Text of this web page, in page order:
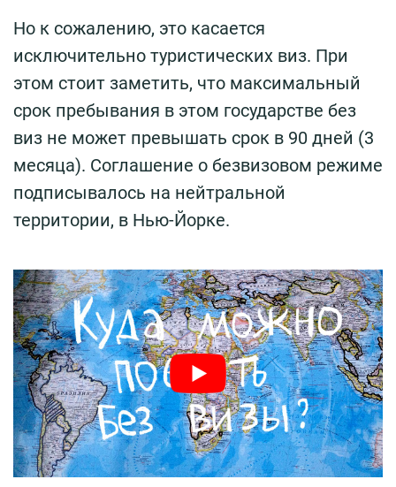
Но к сожалению, это касается
исключительно туристических виз. При
этом стоит заметить, что максимальный
срок пребывания в этом государстве без
виз не может превышать срок в 90 дней (3
месяца). Соглашение о безвизовом режиме
подписывалось на нейтральной
территории, в Нью-Йорке.